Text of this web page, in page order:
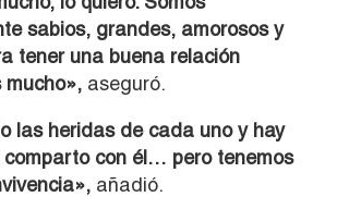
sabios, grandes, amorosos y
tener una buena relación
mucho», aseguró.
las heridas de cada uno y hay
comparto con él… pero tenemos
añadió.